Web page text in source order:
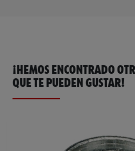
¡HEMOS ENCONTRADO
QUE TE PUEDEN GUSTAR!